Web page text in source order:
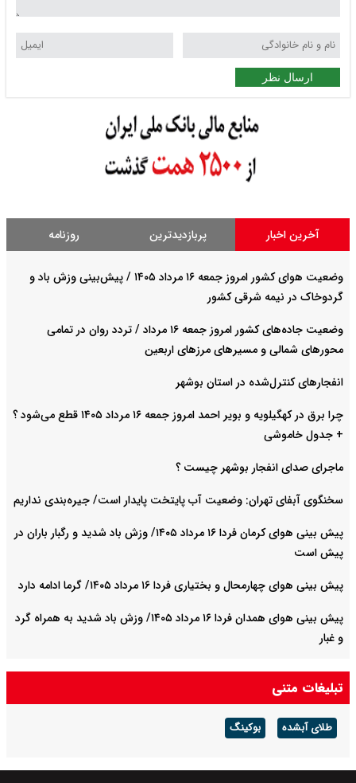
ارسال نظر
آخرین اخبار پربازدیدترین روزنامه
وضعیت هوای کشور امروز جمعه ۱۶ مرداد ۱۴۰۵ / پیش‌بینی وزش باد و
گردوخاک در نیمه شرقی کشور
وضعیت جاده‌های کشور امروز جمعه ۱۶ مرداد / تردد روان در تمامی
محورهای شمالی و مسیرهای مرزهای اربعین
انفجارهای کنترل‌شده در استان بوشهر
چرا برق در کهگیلویه و بویر احمد امروز جمعه ۱۶ مرداد ۱۴۰۵ قطع می‌شود ؟
+ جدول خاموشی
ماجرای صدای انفجار بوشهر چیست ؟
سخنگوی آبفای تهران: وضعیت آب پایتخت پایدار است/ جیره‌بندی نداریم
پیش بینی هوای کرمان فردا ۱۶ مرداد ۱۴۰۵/ وزش باد شدید و رگبار باران در
پیش است
پیش بینی هوای چهارمحال و بختیاری فردا ۱۶ مرداد ۱۴۰۵/ گرما ادامه دارد
پیش بینی هوای همدان فردا ۱۶ مرداد ۱۴۰۵/ وزش باد شدید به همراه گرد
و غبار
پیش بینی هوای هرمزگان فردا ۱۶ مرداد ۱۴۰۵/ دریا متلاطم می‌شود
تبلیغات متنی
طلای آبشده بوکینگ